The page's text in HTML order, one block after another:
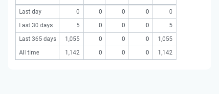
Last day 0 0 0 0
0
Last 30 days
5 0 0 0
5
Last 365 days
1,055 0 0 0
1,055
All time
1,142 0 0 0 1,142